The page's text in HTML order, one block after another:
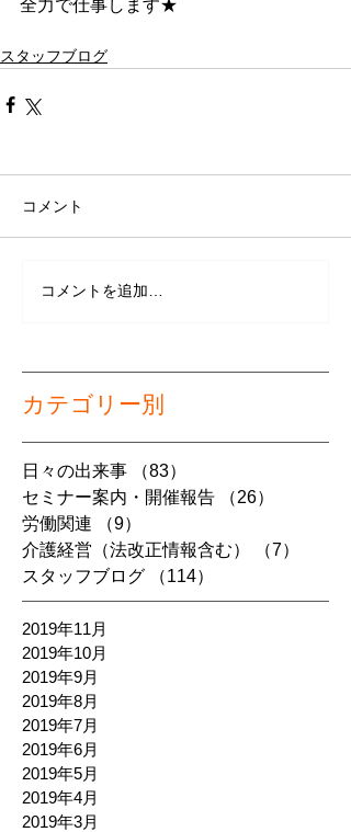
全力で仕事します★
スタッフブログ
コメント
コメントを追加…
カテゴリー別
日々の出来事 （83）
セミナー案内・開催報告
（26）
労働関連
（9）
介護経営（法改正情報含む）
（7）
スタッフブログ
（114）
2019年11月
2019年10月
2019年9月
2019年8月
2019年7月
2019年6月
2019年5月
2019年4月
2019年3月